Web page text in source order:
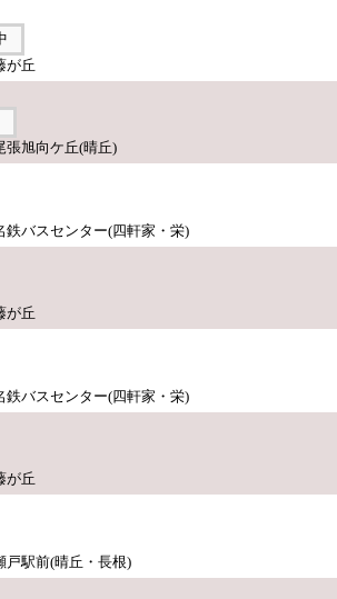
が丘
旭向ケ丘(晴丘)
バスセンター(四軒家・栄)
が丘
バスセンター(四軒家・栄)
が丘
駅前(晴丘・長根)